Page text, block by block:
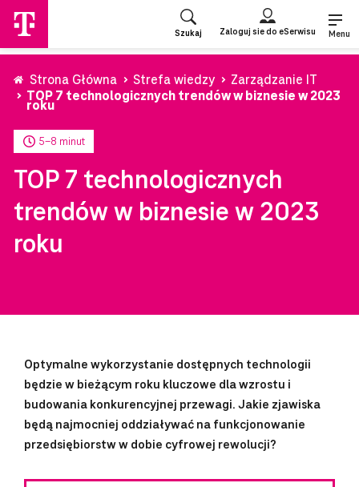
strony
głównej
Szukaj Zaloguj sie do eSerwisu Menu
Strona Główna Strefa wiedzy
Zarządzanie IT
TOP 7 technologicznych trendów w biznesie w 2023
roku
5-8 minut
TOP 7 technologicznych
trendów w biznesie w 2023
roku
Optymalne wykorzystanie dostępnych technologii
będzie w bieżącym roku kluczowe dla wzrostu i
budowania konkurencyjnej przewagi. Jakie zjawiska
będą najmocniej oddziaływać na funkcjonowanie
przedsiębiorstw w dobie cyfrowej rewolucji?